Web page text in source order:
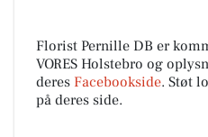
Florist Pernille DB er
VORES Holstebro og
deres Facebookside. Støt
på deres side.